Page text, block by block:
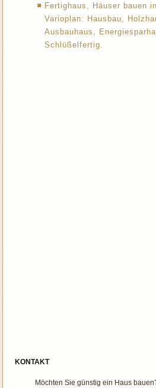
Fertighaus, Häuser bauen
Varioplan: Hausbau,
Ausbauhaus,
Schlüßelfertig.
KONTAKT
Möchten Sie günstig ein Haus